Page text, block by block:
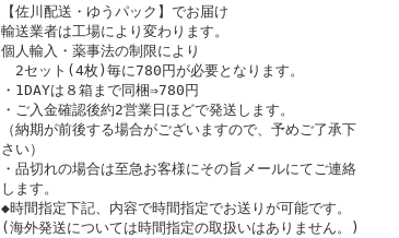
【佐川配送・ゆうパック】でお届け
輸送業者は工場により変わります。
個人輸入・薬事法の制限により
2セット(4枚)毎に780円が必要となります。
・1DAYは８箱まで同梱⇒780円
・ご入金確認後約2営業日ほどで発送します。
（納期が前後する場合がございますので、予めご了承下
さい）
・品切れの場合は至急お客様にその旨メールにてご連絡
します。
◆時間指定下記、内容で時間指定でお送りが可能です。
(海外発送については時間指定の取扱いはありません。)